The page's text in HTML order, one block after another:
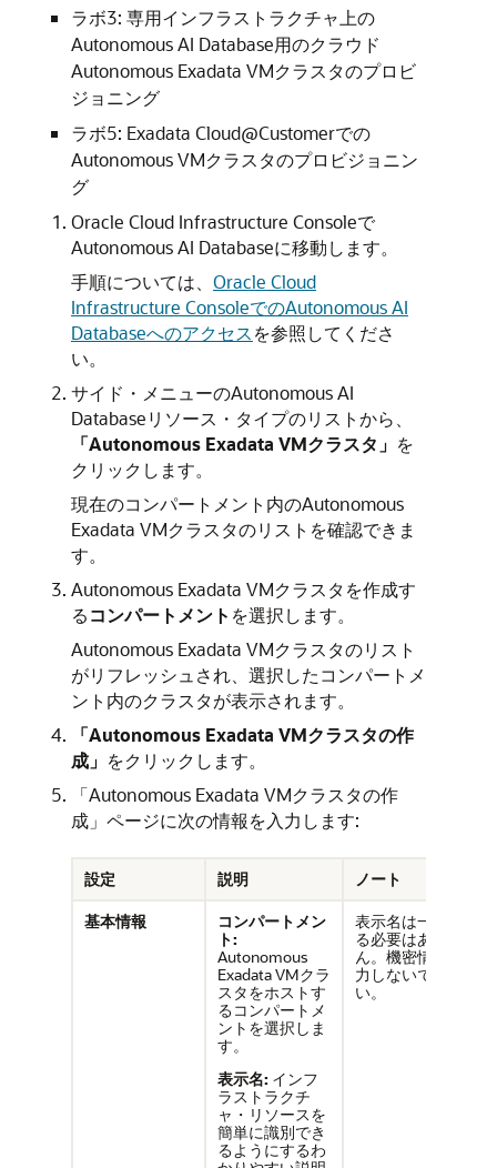
ラボ3: 専用インフラストラクチャ上の
Autonomous AI Database用のクラウド
Autonomous Exadata VMクラスタのプロビ
ジョニング
ラボ5: Exadata Cloud@Customerでの
Autonomous VMクラスタのプロビジョニン
グ
Oracle Cloud Infrastructure Consoleで
Autonomous AI Databaseに移動します。
手順については、 Oracle Cloud
Infrastructure ConsoleでのAutonomous AI
Databaseへのアクセスを参照してくださ
い。
サイド・メニューのAutonomous AI
Databaseリソース・タイプのリストから、
「Autonomous Exadata VMクラスタ」 を
クリックします。
現在のコンパートメント内のAutonomous
Exadata VMクラスタのリストを確認できま
す。
Autonomous Exadata VMクラスタを作成す
るコンパートメント を選択します。
Autonomous Exadata VMクラスタのリスト
がリフレッシュされ、選択したコンパートメ
ント内のクラスタが表示されます。
「Autonomous Exadata VMクラスタの作
成」 をクリックします。
「Autonomous Exadata VMクラスタの作
成」ページに次の情報を入力します:
設定 説明
ノート
基本情報
コンパートメン
ト:
Autonomous
Exadata VMクラ
スタをホストす
るコンパートメ
ントを選択しま
す。
表示名: インフ
ラストラクチ
ャ・リソースを
簡単に識別でき
るようにするわ
表示名は一意であ
る必要はありませ
ん。機密情報を入
力しないでくださ
い。